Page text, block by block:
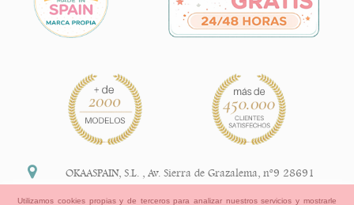
OKAASPAIN, S.L. ,Av. Sierra de Grazalema, nº9 28691
Utilizamos cookies propias y de terceros para analizar nuestros servicios y mostrarle